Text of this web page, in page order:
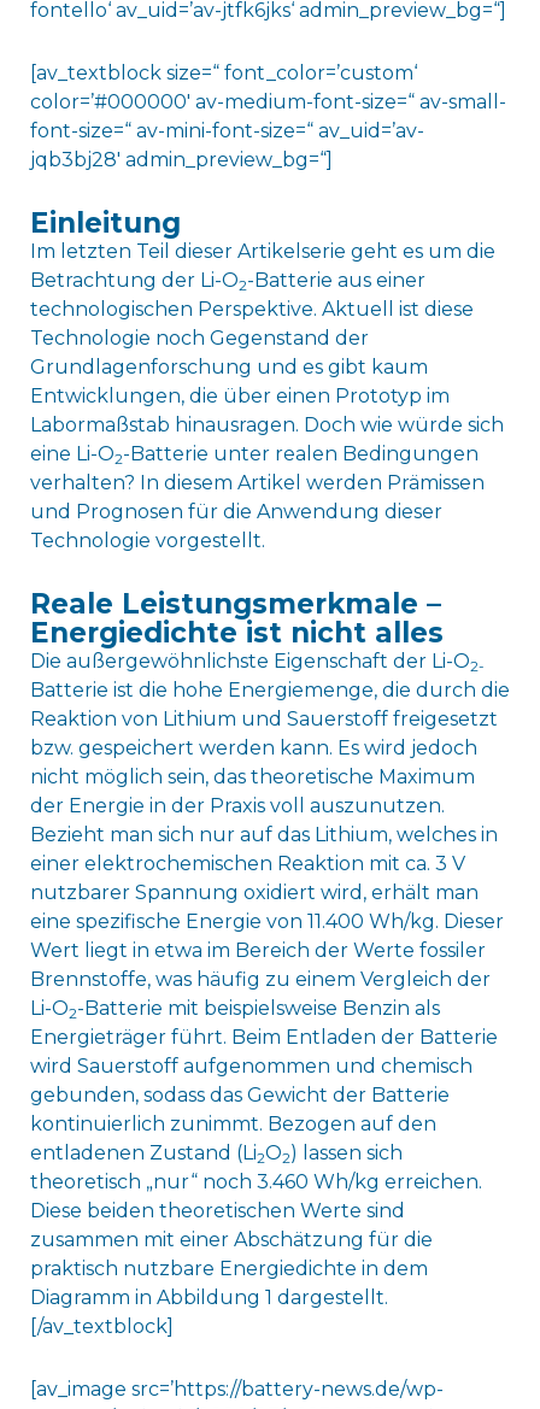
fontello‘ av_uid=’av-jtfk6jks‘ admin_preview_bg=“]
[av_textblock size=“ font_color=’custom‘
color=’#000000′ av-medium-font-size=“ av-small-
font-size=“ av-mini-font-size=“ av_uid=’av-
jqb3bj28′ admin_preview_bg=“]
Einleitung
Im letzten Teil dieser Artikelserie geht es um die
Betrachtung der Li-O2-Batterie aus einer
technologischen Perspektive. Aktuell ist diese
Technologie noch Gegenstand der
Grundlagenforschung und es gibt kaum
Entwicklungen, die über einen Prototyp im
Labormaßstab hinausragen. Doch wie würde sich
eine Li-O2-Batterie unter realen Bedingungen
verhalten? In diesem Artikel werden Prämissen
und Prognosen für die Anwendung dieser
Technologie vorgestellt.
Reale Leistungsmerkmale –
Energiedichte ist nicht alles
Die außergewöhnlichste Eigenschaft der Li-O2-
Batterie ist die hohe Energiemenge, die durch die
Reaktion von Lithium und Sauerstoff freigesetzt
bzw. gespeichert werden kann. Es wird jedoch
nicht möglich sein, das theoretische Maximum
der Energie in der Praxis voll auszunutzen.
Bezieht man sich nur auf das Lithium, welches in
einer elektrochemischen Reaktion mit ca. 3 V
nutzbarer Spannung oxidiert wird, erhält man
eine spezifische Energie von 11.400 Wh/kg. Dieser
Wert liegt in etwa im Bereich der Werte fossiler
Brennstoffe, was häufig zu einem Vergleich der
Li-O2-Batterie mit beispielsweise Benzin als
Energieträger führt. Beim Entladen der Batterie
wird Sauerstoff aufgenommen und chemisch
gebunden, sodass das Gewicht der Batterie
kontinuierlich zunimmt. Bezogen auf den
entladenen Zustand (Li2O2) lassen sich
theoretisch „nur“ noch 3.460 Wh/kg erreichen.
Diese beiden theoretischen Werte sind
zusammen mit einer Abschätzung für die
praktisch nutzbare Energiedichte in dem
Diagramm in Abbildung 1 dargestellt.
[/av_textblock]
[av_image src=’https://battery-news.de/wp-